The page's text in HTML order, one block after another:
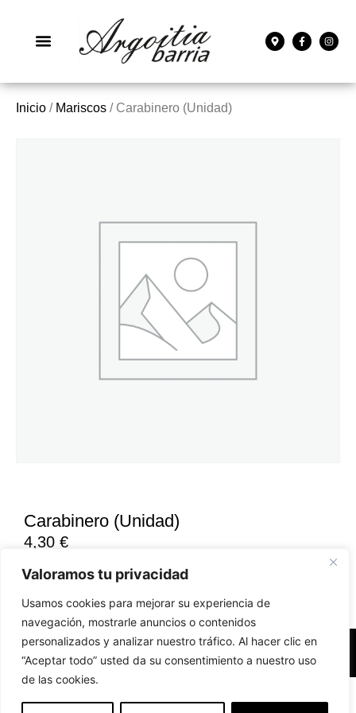
Valoramos tu privacidad
Usamos cookies para mejorar su experiencia de
navegación, mostrarle anuncios o contenidos
personalizados y analizar nuestro tráfico. Al hacer clic en
“Aceptar todo” usted da su consentimiento a nuestro uso
de las cookies.
Inicio / Mariscos / Carabinero (Unidad)
Carabinero (Unidad)
4,30 €
Accesibilidad Aviso Legal Políticas de Cookies
EN